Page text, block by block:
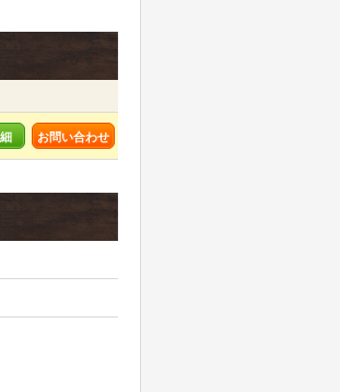
お問い合わせ